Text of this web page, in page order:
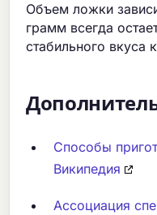
Объем ложки
грамм всегда
стабильного вкуса
Способы
Википедия
Ассоциация